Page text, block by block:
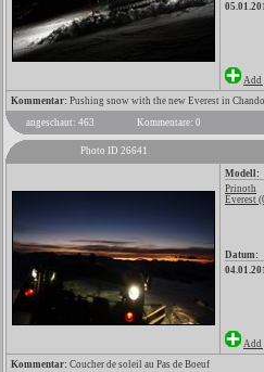
Add
Kommentar: Pushing snow with the new Everest in
angeschaut: 463
Kommentare: 0
Photo ID 26641
Modell:
Prinoth
Everest
Datum:
Add
Kommentar: Coucher de soleil au Pas de Boeuf